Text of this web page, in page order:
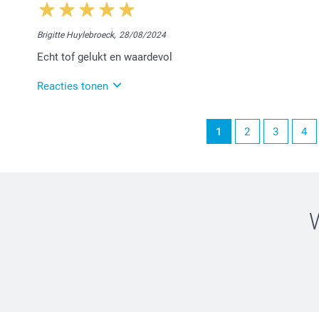
14:36
Dag Greta,
toekomst opnieuw te mogen verwelkomen.
Nog een fijne dag!
Brigitte Huylebroeck, 28/08/2024
Echt tof gelukt en waardevol
Reacties tonen
1 2 3 4